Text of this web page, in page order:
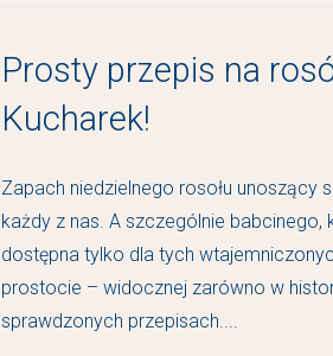
Prosty przepis na
Kucharek!
Zapach niedzielnego rosołu unoszący
każdy z nas. A szczególnie babcinego,
dostępna tylko dla tych
prostocie – widocznej zarówno w
sprawdzonych przepisach....